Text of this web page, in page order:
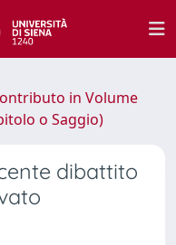
in Volume
o Saggio)
dibattito